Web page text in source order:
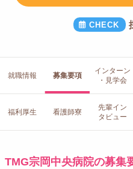
就職情報 募集要項
インターン
・見学会
福利厚生 看護師寮
先輩イン
タビュー
TMG宗岡中央病院の募集